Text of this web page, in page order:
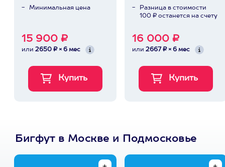
Минимальная цена
15 900 ₽
или 2650 ₽ × 6 мес
Разница в стоимости
100 ₽ останется на счету
16 000 ₽
или 2667 ₽ × 6 мес
Бигфут в Москве и Подмосковье